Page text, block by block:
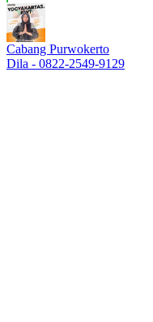
Cabang Purwokerto
Dila - 0822-2549-9129